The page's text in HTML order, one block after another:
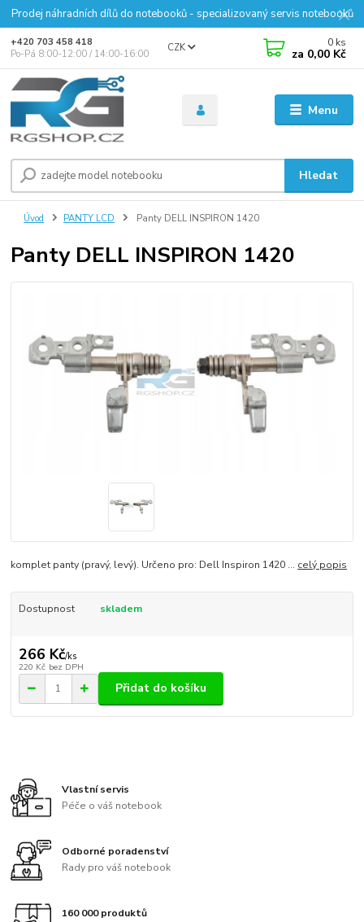
Prodej náhradních dílů do notebooků - specializovaný servis notebooků
Menu
CZK
Hledat
+420 703 458 418
Po-Pá 8:00-12:00 / 14:00-16:00
0 ks
za 0,00 Kč
Úvod PANTY LCD Panty DELL INSPIRON 1420
Panty DELL INSPIRON 1420
komplet panty (pravý, levý). Určeno pro: Dell Inspiron 1420 ... celý popis
Dostupnost skladem
266 Kč/ks
220 Kč bez DPH
Přidat do košíku
Vlastní servis
Péče o váš notebook
Odborné poradenství
Rady pro váš notebook
160 000 produktů